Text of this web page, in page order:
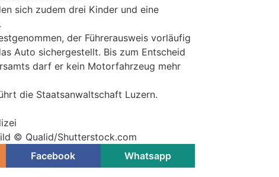
sich zudem drei Kinder und eine
der Führerausweis vorläufig
Auto sichergestellt. Bis zum Entscheid
darf er kein Motorfahrzeug mehr
die Staatsanwaltschaft Luzern.
© Qualid/Shutterstock.com
Facebook Whatsapp